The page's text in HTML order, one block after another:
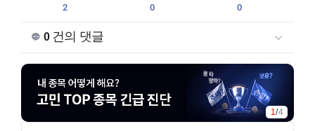
2
0
0
0건의 댓글
1/4